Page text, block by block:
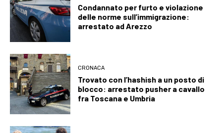
Condannato per furto e violazione
delle norme sull’immigrazione:
arrestato ad Arezzo
CRONACA
Trovato con l’hashish a un posto di
blocco: arrestato pusher a cavallo
fra Toscana e Umbria